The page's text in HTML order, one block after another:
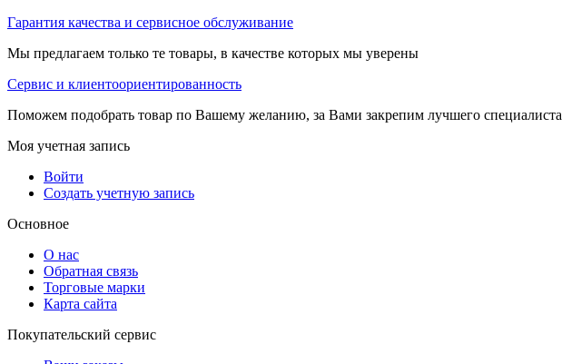
Гарантия качества и сервисное обслуживание
Мы предлагаем только те товары, в качестве которых мы уверены
Сервис и клиентоориентированность
Поможем подобрать товар по Вашему желанию, за Вами закрепим лучшего специалиста
Моя учетная запись
Войти
Создать учетную запись
Основное
О нас
Обратная связь
Торговые марки
Карта сайта
Покупательский сервис